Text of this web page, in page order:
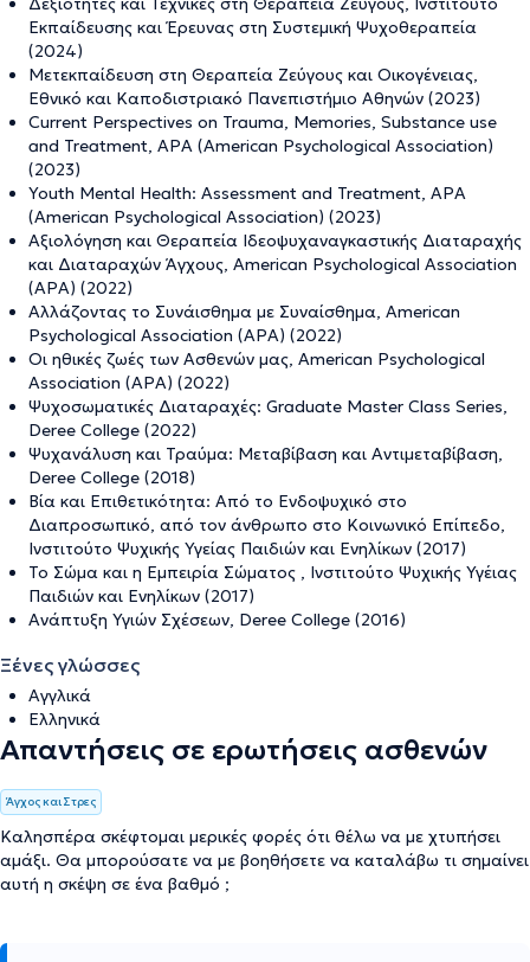
Εκπαίδευσης και Έρευνας στη Συστεμική Ψυχοθεραπεία
(2024)
Μετεκπαίδευση στη Θεραπεία Ζεύγους και Οικογένειας,
Εθνικό και Καποδιστριακό Πανεπιστήμιο Αθηνών (2023)
Current Perspectives on Trauma, Memories, Substance use
and Treatment, APA (American Psychological Association)
(2023)
Youth Mental Health: Assessment and Treatment, APA
(American Psychological Association) (2023)
Αξιολόγηση και Θεραπεία Ιδεοψυχαναγκαστικής Διαταραχής
και Διαταραχών Άγχους, American Psychological Association
(APA) (2022)
Αλλάζοντας το Συνάισθημα με Συναίσθημα, American
Psychological Association (APA) (2022)
Οι ηθικές ζωές των Ασθενών μας, American Psychological
Association (APA) (2022)
Ψυχοσωματικές Διαταραχές: Graduate Master Class Series,
Deree College (2022)
Ψυχανάλυση και Τραύμα: Μεταβίβαση και Αντιμεταβίβαση,
Deree College (2018)
Βία και Επιθετικότητα: Από το Ενδοψυχικό στο
Διαπροσωπικό, από τον άνθρωπο στο Κοινωνικό Επίπεδο,
Ινστιτούτο Ψυχικής Υγείας Παιδιών και Ενηλίκων (2017)
Το Σώμα και η Εμπειρία Σώματος , Ινστιτούτο Ψυχικής Υγέιας
Παιδιών και Ενηλίκων (2017)
Ανάπτυξη Υγιών Σχέσεων, Deree College (2016)
Ξένες γλώσσες
Αγγλικά
Ελληνικά
Απαντήσεις σε ερωτήσεις ασθενών
Άγχος και Στρες
Καλησπέρα σκέφτομαι μερικές φορές ότι θέλω να με χτυπήσει
αμάξι. Θα μπορούσατε να με βοηθήσετε να καταλάβω τι σημαίνει
αυτή η σκέψη σε ένα βαθμό ;